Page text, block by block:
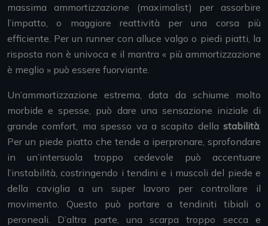
massima ammortizzazione (maximalist) per assorbire
l’impatto, o maggiore reattività per una corsa più
efficiente. Per un runner con alluce valgo o piedi piatti, la
risposta non è univoca e il mantra « più ammortizzazione
è meglio » può essere fuorviante.
Un’ammortizzazione estrema, data da schiume molto
morbide e spesse, può dare una sensazione iniziale di
grande comfort, ma spesso va a scapito della stabilità
Per un piede piatto che tende a iperpronare, sprofondare
in un’intersuola troppo cedevole può accentuare
l’instabilità, costringendo i tendini e i muscoli del piede e
della caviglia a un super lavoro per controllare il
movimento. Questo può portare a tendiniti tibiali o
peroneali. D’altra parte, una scarpa troppo secca e